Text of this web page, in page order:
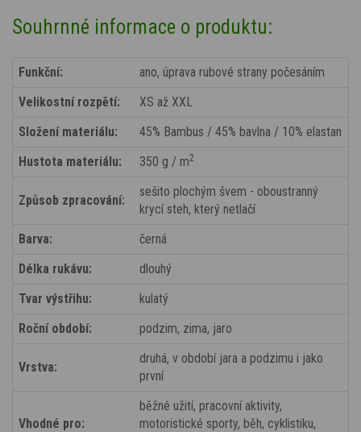
Souhrnné informace o produktu:
Funkční:
ano, úprava rubové strany počesáním
Velikostní rozpětí:
XS až XXL
Složení materiálu:
45% Bambus / 45% bavlna / 10% elastan
Hustota materiálu:
350 g / m2
Způsob zpracování:
sešito plochým švem - oboustranný
krycí steh, který netlačí
Barva:
černá
Délka rukávu:
dlouhý
Tvar výstřihu:
kulatý
Roční období:
podzim, zima, jaro
Vrstva:
druhá, v období jara a podzimu i jako
první
Vhodné pro:
běžné užití, pracovní aktivity,
motoristické sporty, běh, cyklistiku,